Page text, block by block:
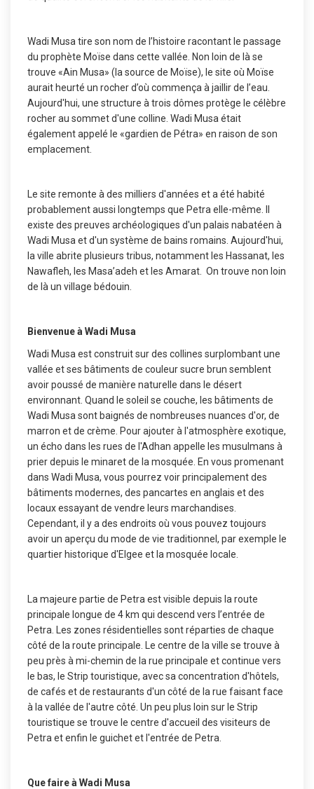
Wadi Musa tire son nom de l’histoire racontant le passage
du prophète Moïse dans cette vallée. Non loin de là se
trouve «Ain Musa» (la source de Moïse), le site où Moïse
aurait heurté un rocher d’où commença à jaillir de l’eau.
Aujourd'hui, une structure à trois dômes protège le célèbre
rocher au sommet d'une colline. Wadi Musa était
également appelé le «gardien de Pétra» en raison de son
emplacement.
Le site remonte à des milliers d'années et a été habité
probablement aussi longtemps que Petra elle-même. Il
existe des preuves archéologiques d'un palais nabatéen à
Wadi Musa et d'un système de bains romains. Aujourd'hui,
la ville abrite plusieurs tribus, notamment les Hassanat, les
Nawafleh, les Masa’adeh et les Amarat. On trouve non loin
de là un village bédouin.
Bienvenue à Wadi Musa
Wadi Musa est construit sur des collines surplombant une
vallée et ses bâtiments de couleur sucre brun semblent
avoir poussé de manière naturelle dans le désert
environnant. Quand le soleil se couche, les bâtiments de
Wadi Musa sont baignés de nombreuses nuances d'or, de
marron et de crème. Pour ajouter à l'atmosphère exotique,
un écho dans les rues de l'Adhan appelle les musulmans à
prier depuis le minaret de la mosquée. En vous promenant
dans Wadi Musa, vous pourrez voir principalement des
bâtiments modernes, des pancartes en anglais et des
locaux essayant de vendre leurs marchandises.
Cependant, il y a des endroits où vous pouvez toujours
avoir un aperçu du mode de vie traditionnel, par exemple le
quartier historique d'Elgee et la mosquée locale.
La majeure partie de Petra est visible depuis la route
principale longue de 4 km qui descend vers l’entrée de
Petra. Les zones résidentielles sont réparties de chaque
côté de la route principale. Le centre de la ville se trouve à
peu près à mi-chemin de la rue principale et continue vers
le bas, le Strip touristique, avec sa concentration d'hôtels,
de cafés et de restaurants d'un côté de la rue faisant face
à la vallée de l'autre côté. Un peu plus loin sur le Strip
touristique se trouve le centre d'accueil des visiteurs de
Petra et enfin le guichet et l'entrée de Petra.
Que faire à Wadi Musa